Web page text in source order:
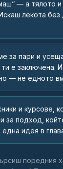
— а тялото и
лекота
за пари и
ти е заключена.
— не едното
и курсове,
за подход,
идея в
поредния